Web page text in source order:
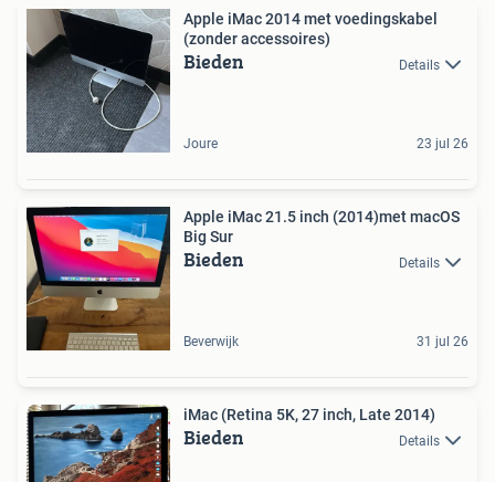
Apple iMac 2014 met voedingskabel
(zonder accessoires)
Bieden Details
Joure 23 jul 26
Apple iMac 21.5 inch (2014)met macOS
Big Sur
Bieden Details
Beverwijk 31 jul 26
iMac (Retina 5K, 27 inch, Late 2014)
Bieden Details